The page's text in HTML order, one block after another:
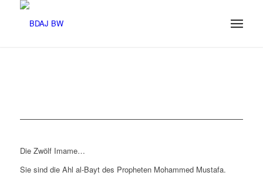
Die Zwölf Imame…
Sie sind die Ahl al-Bayt des Propheten Mohammed Mustafa.